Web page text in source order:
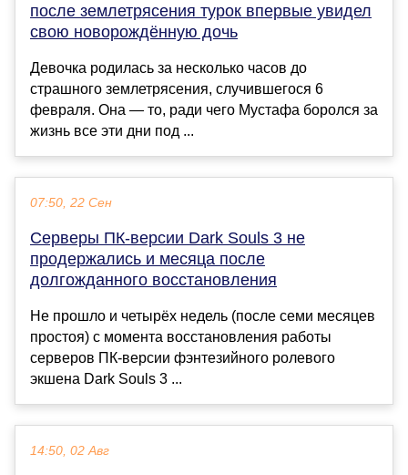
после землетрясения турок впервые увидел
свою новорождённую дочь
Девочка родилась за несколько часов до
страшного землетрясения, случившегося 6
февраля. Она — то, ради чего Мустафа боролся за
жизнь все эти дни под ...
07:50, 22 Сен
Серверы ПК-версии Dark Souls 3 не
продержались и месяца после
долгожданного восстановления
Не прошло и четырёх недель (после семи месяцев
простоя) с момента восстановления работы
серверов ПК-версии фэнтезийного ролевого
экшена Dark Souls 3 ...
14:50, 02 Авг